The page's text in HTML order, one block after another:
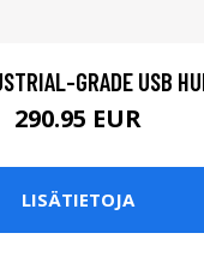
GRADE USB
290.95 EUR
LISÄTIETOJA